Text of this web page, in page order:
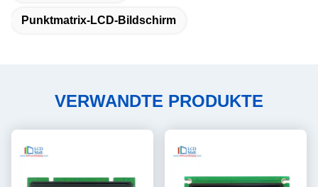
Punktmatrix-LCD-Bildschirm
VERWANDTE PRODUKTE